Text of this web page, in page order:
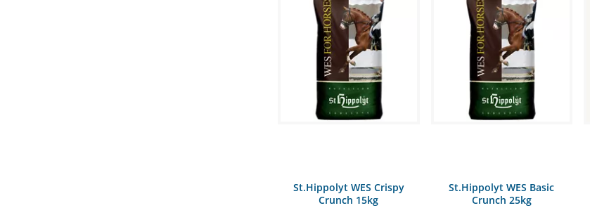
St.Hippolyt WES Crispy
Crunch 15kg
St.Hippolyt WES Basic
Crunch 25kg